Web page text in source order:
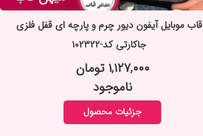
قاب موبایل آیفون دیور چرم و پارچه ای قفل فلزی
جاکارتی کد-۱۰۲۳۲۲
۱,۱۲۷,۰۰۰ تومان
ناموجود
جزئیات محصول